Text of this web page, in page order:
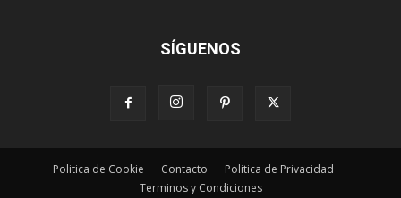
SÍGUENOS
Politica de Cookie Contacto
Politica de Privacidad
Terminos y Condiciones